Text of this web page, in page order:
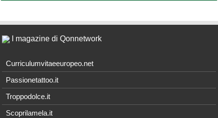
I magazine di Qonnetwork
Curriculumvitaeeuropeo.net
Passionetattoo.it
Troppodolce.it
Scoprilamela.it